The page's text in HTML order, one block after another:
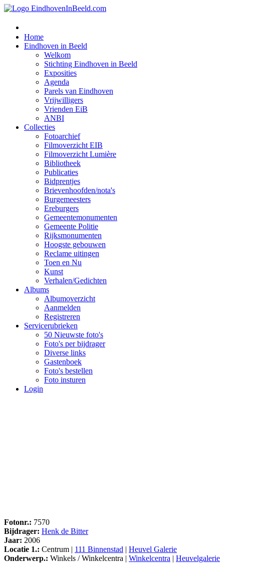
Home
Eindhoven in Beeld
Welkom
Stichting Eindhoven in Beeld
Exposities
Agenda
Parels van Eindhoven
Vrijwilligers
Vrienden EiB
ANBI
Collecties
Fotoarchief
Filmoverzicht EIB
Filmoverzicht Lumière
Bibliotheek
Publicaties
Bidprentjes
Brievenhoofden/nota's
Burgemeesters
Ereburgers
Gemeentemonumenten
Gemeente Politie
Rijksmonumenten
Hoogste gebouwen
Reclame uitingen
Toen en Nu
Kunst
Verhalen/Gedichten
Albums
Albumoverzicht
Aanmelden
Registreren
Servicerubrieken
50 Nieuwste foto's
Foto's per bijdrager
Diverse links
Gastenboek
Foto's bestellen
Foto insturen
Login
Fotonr.: 7570
Bijdrager: Henk de Bitter
Jaar: 2006
Locatie 1.: Centrum | 111 Binnenstad
Heuvel Galerie
Onderwerp.: Winkels / Winkelcentra | Winkelcentra Heuvelgalerie